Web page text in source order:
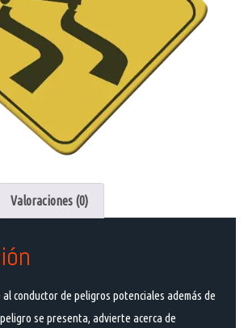
Valoraciones (0)
conductor de peligros potenciales además de
se presenta, advierte acerca de